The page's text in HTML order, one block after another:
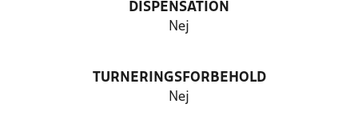
DISPENSATION
Nej
TURNERINGSFORBEHOLD
Nej